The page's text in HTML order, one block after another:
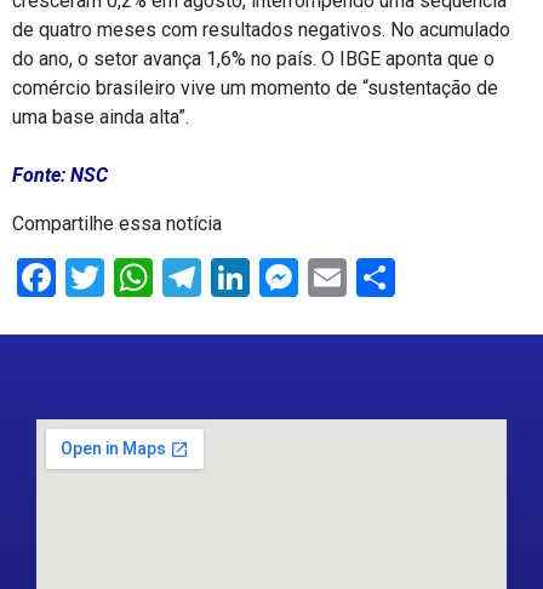
de quatro meses com resultados negativos. No acumulado
do ano, o setor avança 1,6% no país. O IBGE aponta que o
comércio brasileiro vive um momento de “sustentação de
uma base ainda alta”.
Fonte: NSC
Compartilhe essa notícia
Facebook
Twitter
WhatsApp
Telegram
LinkedIn
Messenger
Email